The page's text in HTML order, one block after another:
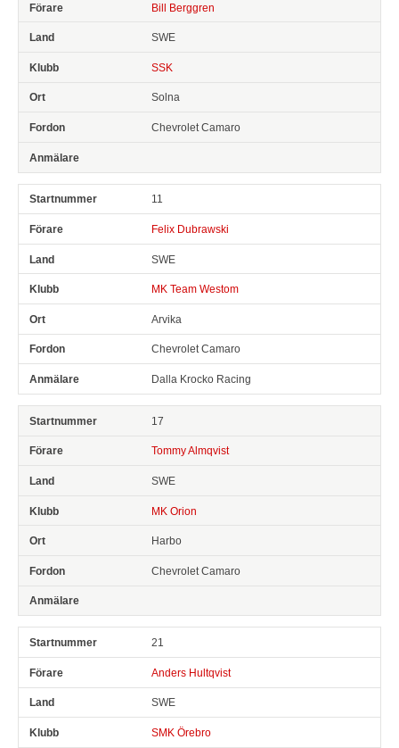
Bill Berggren
SWE
SSK
Solna
Chevrolet Camaro
11
Felix Dubrawski
SWE
MK Team Westom
Arvika
Chevrolet Camaro
Dalla Krocko Racing
17
Tommy Almqvist
SWE
MK Orion
Harbo
Chevrolet Camaro
21
Anders Hultqvist
SWE
SMK Örebro